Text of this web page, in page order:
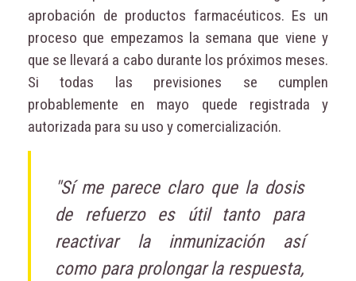
aprobación de productos farmacéuticos. Es un
proceso que empezamos la semana que viene y
que se llevará a cabo durante los próximos meses.
Si todas las previsiones se cumplen
probablemente en mayo quede registrada y
autorizada para su uso y comercialización.
"Sí me parece claro que la dosis
de refuerzo es útil tanto para
reactivar la inmunización así
como para prolongar la respuesta,